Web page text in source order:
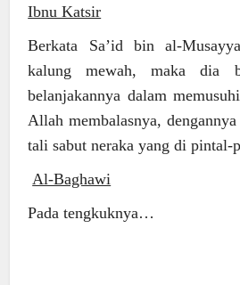
Ibnu Katsir
Berkata Sa’id bin al-
kalung mewah, maka dia
belanjakannya dalam
Allah membalasnya,
tali sabut neraka yang di pintal-
Al-Baghawi
Pada tengkuknya…